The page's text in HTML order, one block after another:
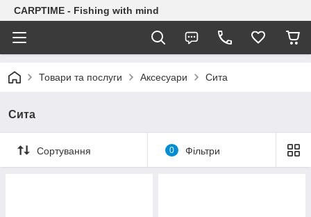
CARPTIME - Fishing with mind
Товари та послуги Аксесуари Сита
Сита
Сортування 0 Фільтри